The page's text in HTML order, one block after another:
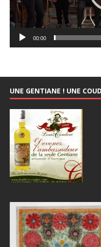
00:00
UNE GENTIANE ! UNE